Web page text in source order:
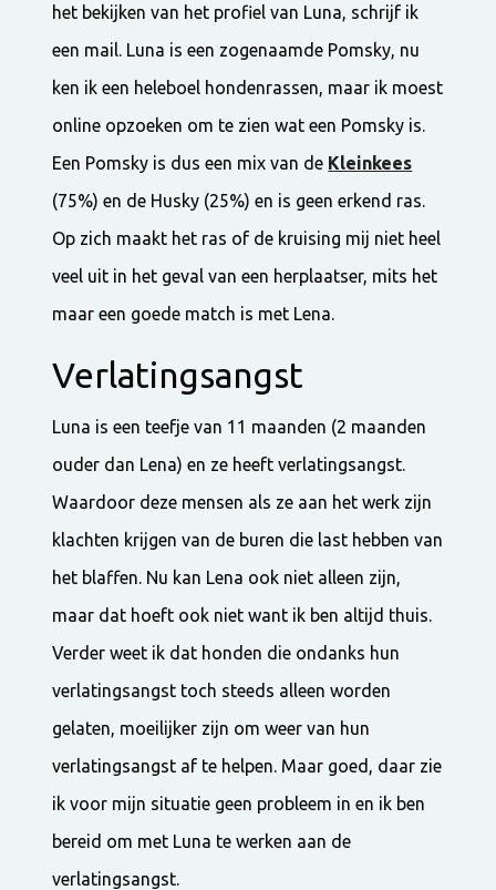
het bekijken van het profiel van Luna, schrijf ik
een mail. Luna is een zogenaamde Pomsky, nu
ken ik een heleboel hondenrassen, maar ik moest
online opzoeken om te zien wat een Pomsky is.
Een Pomsky is dus een mix van de Kleinkees
(75%) en de Husky (25%) en is geen erkend ras.
Op zich maakt het ras of de kruising mij niet heel
veel uit in het geval van een herplaatser, mits het
maar een goede match is met Lena.
Verlatingsangst
Luna is een teefje van 11 maanden (2 maanden
ouder dan Lena) en ze heeft verlatingsangst.
Waardoor deze mensen als ze aan het werk zijn
klachten krijgen van de buren die last hebben van
het blaffen. Nu kan Lena ook niet alleen zijn,
maar dat hoeft ook niet want ik ben altijd thuis.
Verder weet ik dat honden die ondanks hun
verlatingsangst toch steeds alleen worden
gelaten, moeilijker zijn om weer van hun
verlatingsangst af te helpen. Maar goed, daar zie
ik voor mijn situatie geen probleem in en ik ben
bereid om met Luna te werken aan de
verlatingsangst.